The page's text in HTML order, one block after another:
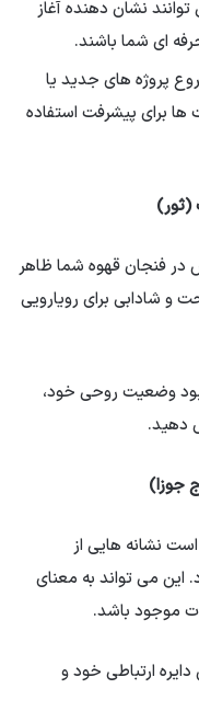
نشان دهنده آغاز
ای شما باشند.
پروژه های جدید یا
برای پیشرفت استفاده
در فنجان قهوه شما ظاهر
و شادابی برای رویارویی
وضعیت روحی خود،
دهید.
نشانه هایی از
این می تواند به معنای
موجود باشد.
ارتباطی خود و